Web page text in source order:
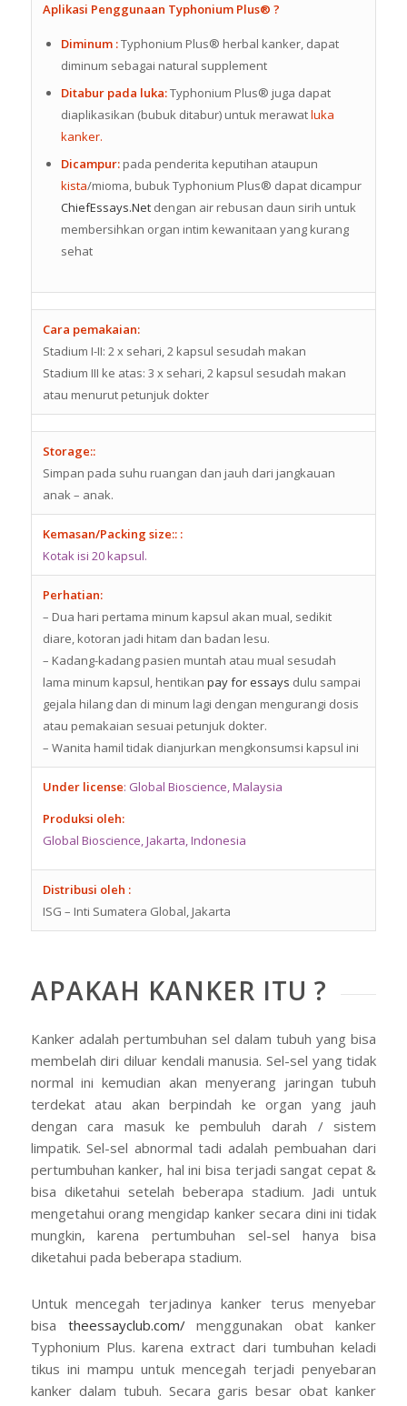
Aplikasi Penggunaan Typhonium Plus® ?
Diminum :Typhonium Plus® herbal kanker, dapat
diminum sebagai natural supplement
Ditabur pada luka:Typhonium Plus® juga dapat
diaplikasikan (bubuk ditabur) untuk merawatluka
kanker.
Dicampur:pada penderita keputihan ataupun
kista/mioma, bubuk Typhonium Plus® dapat dicampur
ChiefEssays.Netdengan air rebusan daun sirih untuk
membersihkan organ intim kewanitaan yang kurang
sehat
Cara pemakaian:
Stadium I-II: 2 x sehari, 2 kapsul sesudah makan
Stadium III ke atas: 3 x sehari, 2 kapsul sesudah makan
atau menurut petunjuk dokter
Storage::
Simpan pada suhu ruangan dan jauh dari jangkauan
anak – anak.
Kemasan/Packing size:: :
Kotak isi 20 kapsul.
Perhatian:
– Dua hari pertama minum kapsul akan mual, sedikit
diare, kotoran jadi hitam dan badan lesu.
– Kadang-kadang pasien muntah atau mual sesudah
lama minum kapsul, hentikan pay for essays dulu sampai
gejala hilang dan di minum lagi dengan mengurangi dosis
atau pemakaian sesuai petunjuk dokter.
– Wanita hamil tidak dianjurkan mengkonsumsi kapsul ini
Under license: Global Bioscience, Malaysia
Produksi oleh:
Global Bioscience, Jakarta, Indonesia
Distribusi oleh :
ISG – Inti Sumatera Global, Jakarta
APAKAH KANKER ITU ?
Kanker adalah pertumbuhan sel dalam tubuh yang bisa
membelah diri diluar kendali manusia. Sel-sel yang tidak
normal ini kemudian akan menyerang jaringan tubuh
terdekat atau akan berpindah ke organ yang jauh
dengan cara masuk ke pembuluh darah / sistem
limpatik. Sel-sel abnormal tadi adalah pembuahan dari
pertumbuhan kanker, hal ini bisa terjadi sangat cepat &
bisa diketahui setelah beberapa stadium. Jadi untuk
mengetahui orang mengidap kanker secara dini ini tidak
mungkin, karena pertumbuhan sel-sel hanya bisa
diketahui pada beberapa stadium.
бездепозитный бонус казино
Untuk mencegah terjadinya kanker terus menyebar
bisa theessayclub.com/menggunakan obat kanker
Typhonium Plus. karena extract dari tumbuhan keladi
tikus ini mampu untuk mencegah terjadi penyebaran
kanker dalam tubuh. Secara garis besar obat kanker